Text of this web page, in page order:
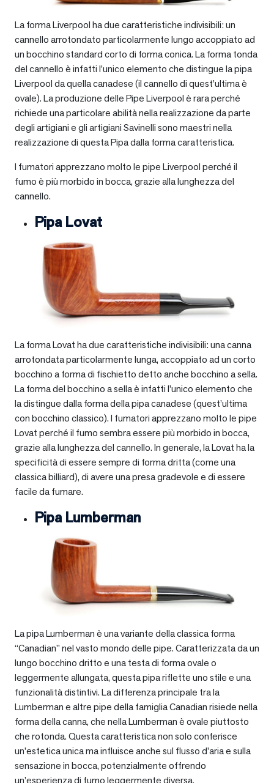
La forma Liverpool ha due caratteristiche indivisibili: un
cannello arrotondato particolarmente lungo accoppiato ad
un bocchino standard corto di forma conica. La forma tonda
del cannello è infatti l’unico elemento che distingue la pipa
Liverpool da quella canadese (il cannello di quest’ultima è
ovale). La produzione delle Pipe Liverpool è rara perché
richiede una particolare abilità nella realizzazione da parte
degli artigiani e gli artigiani Savinelli sono maestri nella
realizzazione di questa Pipa dalla forma caratteristica.
I fumatori apprezzano molto le pipe Liverpool perché il
fumo è più morbido in bocca, grazie alla lunghezza del
cannello.
Pipa Lovat
La forma Lovat ha due caratteristiche indivisibili: una canna
arrotondata particolarmente lunga, accoppiato ad un corto
bocchino a forma di fischietto detto anche bocchino a sella.
La forma del bocchino a sella è infatti l’unico elemento che
la distingue dalla forma della pipa canadese (quest’ultima
con bocchino classico). I fumatori apprezzano molto le pipe
Lovat perché il fumo sembra essere più morbido in bocca,
grazie alla lunghezza del cannello. In generale, la Lovat ha la
specificità di essere sempre di forma dritta (come una
classica billiard), di avere una presa gradevole e di essere
facile da fumare.
Pipa Lumberman
La pipa Lumberman è una variante della classica forma
“Canadian” nel vasto mondo delle pipe. Caratterizzata da un
lungo bocchino dritto e una testa di forma ovale o
leggermente allungata, questa pipa riflette uno stile e una
funzionalità distintivi. La differenza principale tra la
Lumberman e altre pipe della famiglia Canadian risiede nella
forma della canna, che nella Lumberman è ovale piuttosto
che rotonda. Questa caratteristica non solo conferisce
un’estetica unica ma influisce anche sul flusso d’aria e sulla
sensazione in bocca, potenzialmente offrendo
un’esperienza di fumo leggermente diversa.